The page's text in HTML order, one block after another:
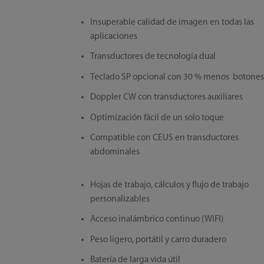
Insuperable calidad de imagen en todas las
aplicaciones
Transductores de tecnología dual
Teclado SP opcional con 30 % menos botones
Doppler CW con transductores auxiliares
Optimización fácil de un solo toque
Compatible con CEUS en transductores
abdominales
Hojas de trabajo, cálculos y flujo de trabajo
personalizables
Acceso inalámbrico continuo (WIFI)
Peso ligero, portátil y carro duradero
Batería de larga vida útil